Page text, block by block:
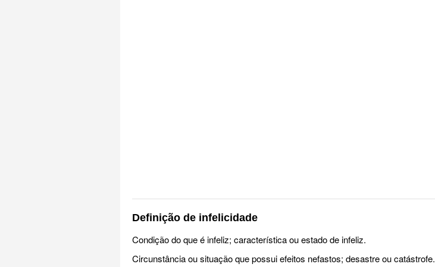
Definição de infelicidade
Condição do que é infeliz; característica ou estado de infeliz.
Circunstância ou situação que possui efeitos nefastos; desastre ou catástrofe.